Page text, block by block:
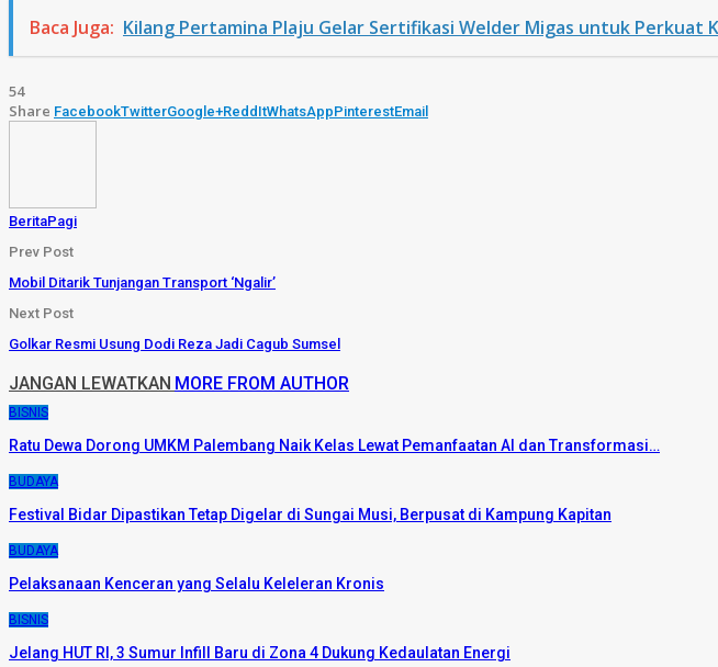
Baca Juga: Kilang Pertamina Plaju Gelar Sertifikasi Welder Migas untuk Perkuat
54
Share FacebookTwitterGoogle+ReddItWhatsAppPinterestEmail
BeritaPagi
Prev Post
Mobil Ditarik Tunjangan Transport ‘Ngalir’
Next Post
Golkar Resmi Usung Dodi Reza Jadi Cagub Sumsel
JANGAN LEWATKAN MORE FROM AUTHOR
BISNIS
Ratu Dewa Dorong UMKM Palembang Naik Kelas Lewat Pemanfaatan AI dan Transformasi…
BUDAYA
Festival Bidar Dipastikan Tetap Digelar di Sungai Musi, Berpusat di Kampung Kapitan
BUDAYA
Pelaksanaan Kenceran yang Selalu Keleleran Kronis
BISNIS
Jelang HUT RI, 3 Sumur Infill Baru di Zona 4 Dukung Kedaulatan Energi